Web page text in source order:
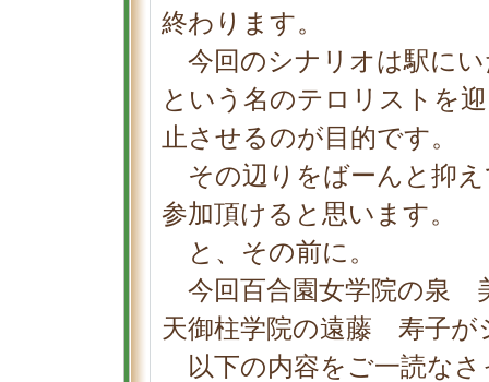
終わります。
今回のシナリオは駅にい
という名のテロリストを
止させるのが目的です。
その辺りをばーんと抑え
参加頂けると思います。
と、その前に。
今回百合園女学院の泉
天御柱学院の遠藤 寿子が
以下の内容をご一読なさ